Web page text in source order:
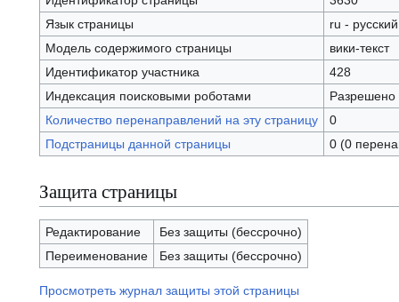
Язык страницы
ru - русский
Модель содержимого страницы
вики-текст
Идентификатор участника
428
Индексация поисковыми роботами
Разрешено
Количество перенаправлений на эту страницу
0
Подстраницы данной страницы
0 (0
Защита страницы
Редактирование
Без защиты (бессрочно)
Переименование
Без защиты (бессрочно)
Просмотреть журнал защиты этой страницы